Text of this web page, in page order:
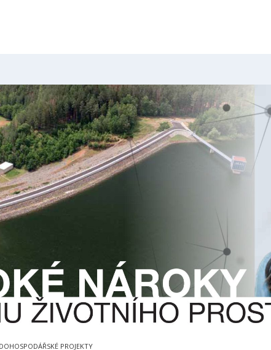
PROJEKTY